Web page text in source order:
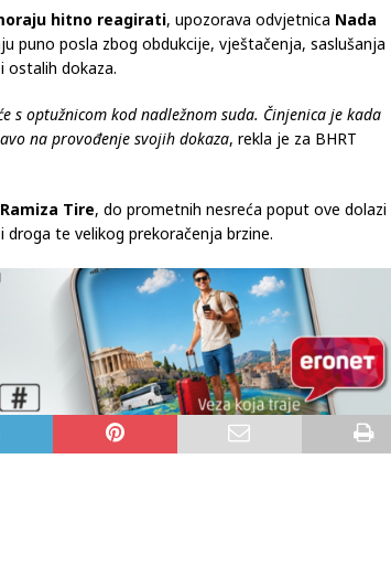
moraju hitno reagirati , upozorava odvjetnica
Nada
puno posla zbog obdukcije, vještačenja, saslušanja
ostalih dokaza.
optužnicom kod nadležnom suda. Činjenica je kada
na provođenje svojih dokaza
Ramiza Tire
, do prometnih nesreća poput ove dolazi
te velikog prekoračenja brzine.